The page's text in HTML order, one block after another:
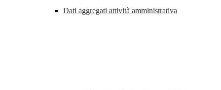
Dati aggregati attività amministrativa